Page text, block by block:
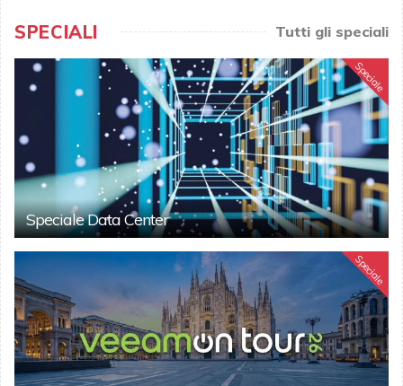
SPECIALI Tutti gli speciali
Speciale
Speciale Data Center
Speciale